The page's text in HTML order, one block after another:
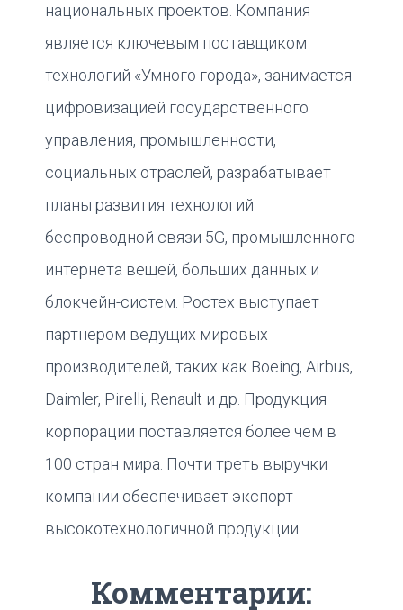
национальных проектов. Компания
является ключевым поставщиком
технологий «Умного города», занимается
цифровизацией государственного
управления, промышленности,
социальных отраслей, разрабатывает
планы развития технологий
беспроводной связи 5G, промышленного
интернета вещей, больших данных и
блокчейн-систем. Ростех выступает
партнером ведущих мировых
производителей, таких как Boeing, Airbus,
Daimler, Pirelli, Renault и др. Продукция
корпорации поставляется более чем в
100 стран мира. Почти треть выручки
компании обеспечивает экспорт
высокотехнологичной продукции.
Комментарии: